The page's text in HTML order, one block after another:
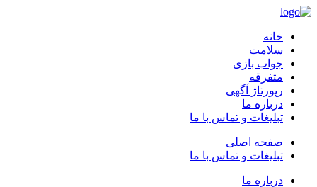
خانه
سلامت
جواب بازی
متفرقه
رپورتاژ آگهی
درباره ما
تبلیغات و تماس با ما
صفحه اصلی
تبلیغات و تماس با ما
درباره ما